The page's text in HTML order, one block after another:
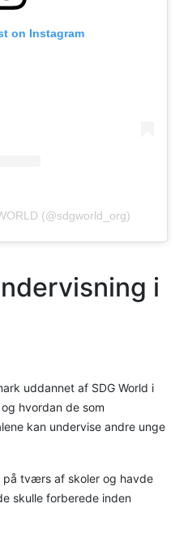
on Instagram
(@sdgworld_org)
i
uddannet af SDG World i
hvordan de som
kan undervise andre unge
på tværs af skoler og havde
skulle forberede inden